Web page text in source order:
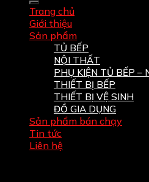
Trang chủ
Giới thiệu
Sản phẩm
TỦ BẾP
NỘI THẤT
PHỤ KIỆN TỦ BẾP –
THIẾT BỊ BẾP
THIẾT BỊ VỆ SINH
ĐỒ GIA DỤNG
Sản phẩm bán chạy
Tin tức
Liên hệ